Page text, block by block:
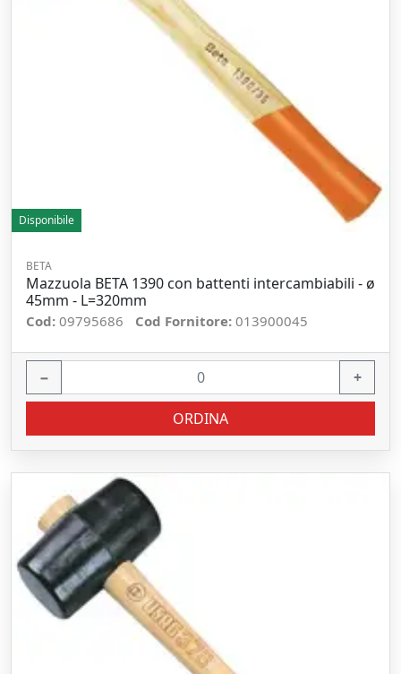
Disponibile
BETA
Mazzuola BETA 1390 con battenti intercambiabili - ø
45mm - L=320mm
Cod: 09795686 Cod Fornitore: 013900045
− +
ORDINA